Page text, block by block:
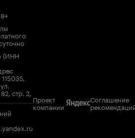
(ИНН
стр. 2,
Проект
компании
Соглашение